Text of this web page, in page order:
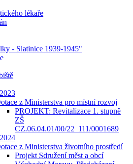
lékaře
- Slatinice 1939-1945"
z Ministerstva pro místní rozvoj
PROJEKT: Revitalizace 1. stupně
ZŠ
CZ.06.04.01/00/22_111/0001689
z Ministerstva životního prostředí
Projekt Sdružení měst a obcí